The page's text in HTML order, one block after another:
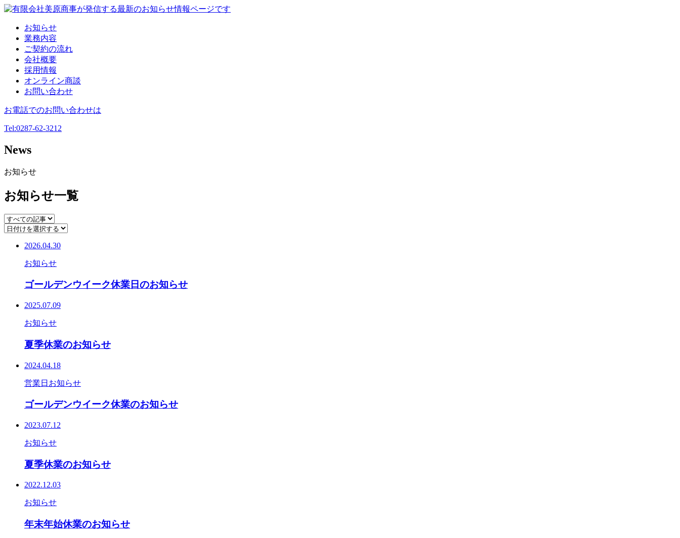
お知らせ
業務内容
ご契約の流れ
会社概要
採用情報
オンライン商談
お問い合わせ
お電話でのお問い合わせは
Tel:0287-62-3212
News
お知らせ
お知らせ一覧
2026.04.30
お知らせ
ゴールデンウイーク休業日のお知らせ
2025.07.09
お知らせ
夏季休業のお知らせ
2024.04.18
営業日 お知らせ
ゴールデンウイーク休業のお知らせ
2023.07.12
お知らせ
夏季休業のお知らせ
2022.12.03
お知らせ
年末年始休業のお知らせ